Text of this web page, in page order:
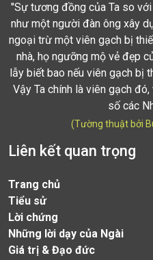
"Sự tương đồng của Ta so
như một người đàn ông xây
ngoại trừ một viên gạch bị
nhà, họ ngưỡng mộ vẻ đẹp
lẫy biết bao nếu viên gạch bị
Vậy Ta chính là viên gạch
số các
(Tường thuật bởi
Liên kết quan trọng
Trang chủ
Tiểu sử
Lời chứng
Những lời dạy của Ngài
Giá trị & Đạo đức